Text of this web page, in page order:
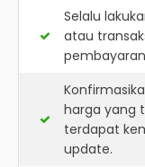
Selalu
atau
harga yang
terdapat
update.